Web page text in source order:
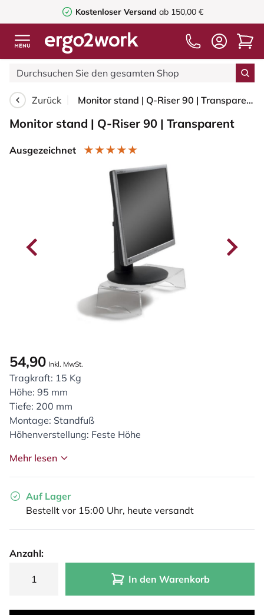
Kostenloser Versand ab 150,00 €
Zurück Monitor stand | Q-Riser 90 | Transparent
Monitor stand | Q-Riser 90 | Transparent
Ausgezeichnet
54,90 Inkl. MwSt.
Tragkraft: 15 Kg
Höhe: 95 mm
Tiefe: 200 mm
Montage: Standfuß
Höhenverstellung: Feste Höhe
Mehr lesen
Auf Lager
Bestellt vor 15:00 Uhr, heute versandt
Anzahl:
In den Warenkorb